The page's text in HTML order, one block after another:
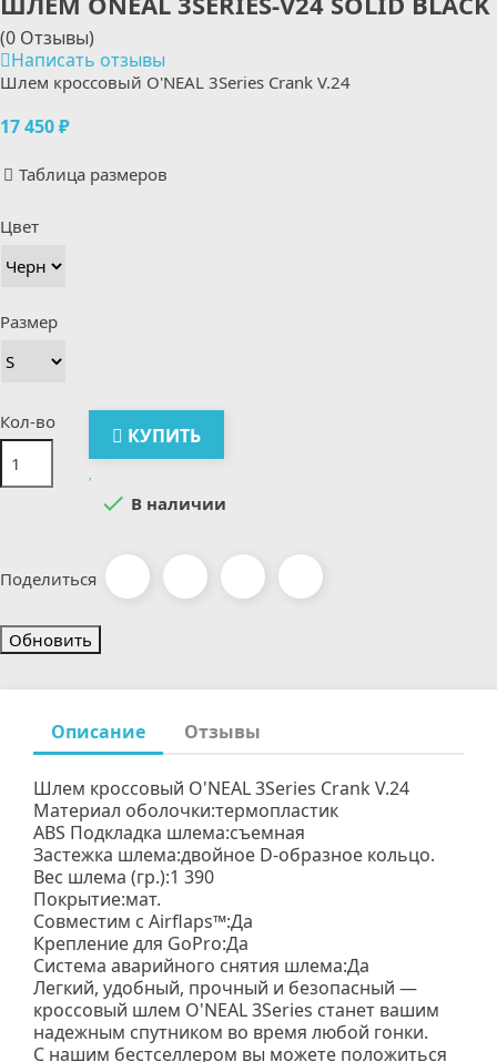
(0 Отзывы)
Написать отзывы
Шлем кроссовый O'NEAL 3Series Crank V.24
17 450 ₽
Таблица размеров
Цвет
Размер
Кол-во
КУПИТЬ
 В наличии
Поделиться
Описание Отзывы
Шлем кроссовый O'NEAL 3Series Crank V.24
Материал оболочки:термопластик
ABS Подкладка шлема:съемная
Застежка шлема:двойное D-образное кольцо.
Вес шлема (гр.):1 390
Покрытие:мат.
Совместим с Airflaps™:Да
Крепление для GoPro:Да
Система аварийного снятия шлема:Да
Легкий, удобный, прочный и безопасный —
кроссовый шлем O'NEAL 3Series станет вашим
надежным спутником во время любой гонки.
С нашим бестселлером вы можете положиться